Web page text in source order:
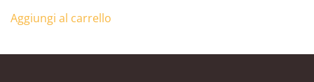
Aggiungi al carrello